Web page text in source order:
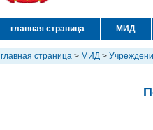
главная страница МИД
главная страница > МИД >